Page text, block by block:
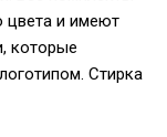
цвета и имеют
которые
Стирка